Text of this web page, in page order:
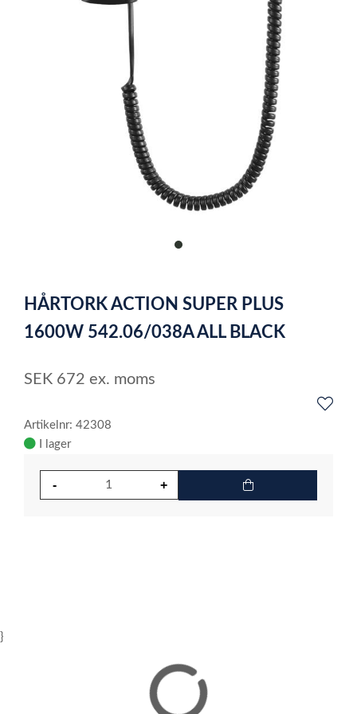
item
of
1
HÅRTORK ACTION SUPER PLUS
1600W 542.06/038A ALL BLACK
SEK 672 ex. moms
Artikelnr: 42308
I lager
}